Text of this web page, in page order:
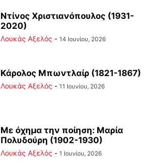
Ντίνος Χριστιανόπουλος (1931-
2020)
Λουκάς Αξελός - 14 Ιουνίου, 2026
Κάρολος Μπωντλαίρ (1821-1867)
Λουκάς Αξελός - 11 Ιουνίου, 2026
Με όχημα την ποίηση: Μαρία
Πολυδούρη (1902-1930)
Λουκάς Αξελός - 1 Ιουνίου, 2026